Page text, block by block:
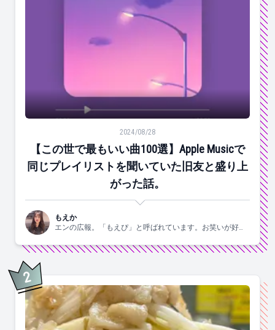
【この世で最もいい曲100選】Apple Musicで同じプレ
2024/08/28
【この世で最もいい曲100選】Apple Musicで
同じプレイリストを聞いていた旧友と盛り上
がった話。
もえか
エンの広報。「もえぴ」と呼ばれています。お笑いが好
2位